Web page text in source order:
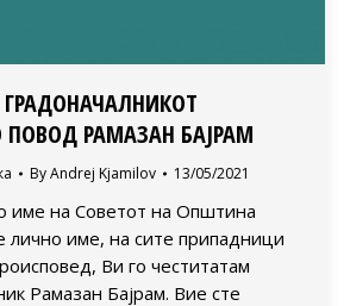
ГРАДОНАЧАЛНИКОТ
ПОВОД РАМАЗАН БАЈРАМ
ByAndrej Kjamilov 13/05/2021
име на Советот на Општина
лично име, на сите припадници
Ви го честитатам
Рамазан Бајрам. Вие сте